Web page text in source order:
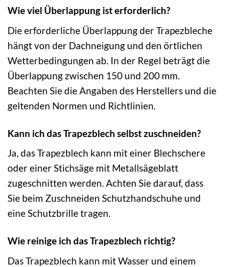
Wie viel Überlappung ist erforderlich?
Die erforderliche Überlappung der Trapezbleche
hängt von der Dachneigung und den örtlichen
Wetterbedingungen ab. In der Regel beträgt die
Überlappung zwischen 150 und 200 mm.
Beachten Sie die Angaben des Herstellers und die
geltenden Normen und Richtlinien.
Kann ich das Trapezblech selbst zuschneiden?
Ja, das Trapezblech kann mit einer Blechschere
oder einer Stichsäge mit Metallsägeblatt
zugeschnitten werden. Achten Sie darauf, dass
Sie beim Zuschneiden Schutzhandschuhe und
eine Schutzbrille tragen.
Wie reinige ich das Trapezblech richtig?
Das Trapezblech kann mit Wasser und einem